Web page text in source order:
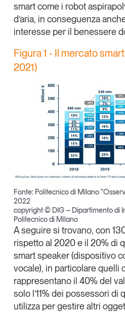
Contatti
Tendenze Journal
La nostra newsletter nella tua
Iscriviti
Un anno di
Tendenze2026
Leggi il magazine
smart come i robot
d’aria, in conseguenza
interesse per il benessere
Figura 1 - Il mercato
2021)
Fonte: Politecnico di Milano
2022
copyright © DIG – Dipartimento di
Politecnico di Milano
A seguire si trovano, con
rispetto al 2020 e il 20% di
smart speaker(dispositivo
vocale), in particolare quelli
rappresentano il 40% del
solo l’11% dei possessori di
utilizza per gestire altri